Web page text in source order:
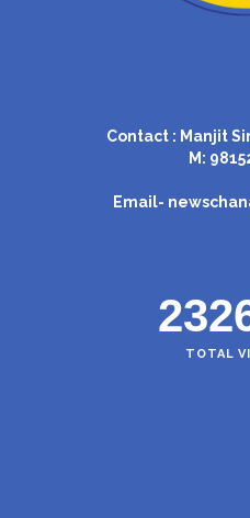
Contact : Manjit
M:
Email-
TOTAL